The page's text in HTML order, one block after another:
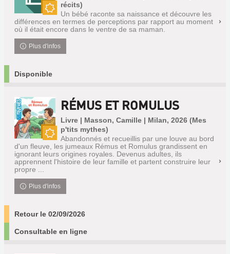
Nouveauté
récits)
Un bébé raconte sa naissance et découvre les
différences en termes de perceptions par rapport au moment
où il était encore dans le ventre de sa maman.
Plus d'infos
Disponible
Nouveauté
RÉMUS ET ROMULUS
Livre | Masson, Camille | Milan, 2026 (Mes
p'tits mythes)
Abandonnés et recueillis par une louve au bord
d'un fleuve, les jumeaux Rémus et Romulus grandissent en
ignorant leurs origines royales. Devenus adultes, ils
apprennent l'histoire de leur famille et partent construire leur
propre ...
Plus d'infos
Retour le 02/09/2026
Consultable en ligne